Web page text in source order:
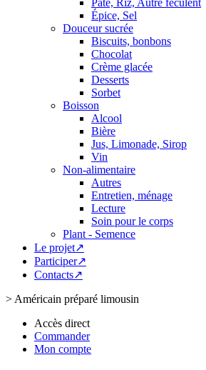
Pâte, Riz, Autre féculent
Épice, Sel
Douceur sucrée
Biscuits, bonbons
Chocolat
Crème glacée
Desserts
Sorbet
Boisson
Alcool
Bière
Jus, Limonade, Sirop
Vin
Non-alimentaire
Autres
Entretien, ménage
Lecture
Soin pour le corps
Plant - Semence
Le projet↗
Participer↗
Contacts↗
> Américain préparé limousin
Accès direct
Commander
Mon compte